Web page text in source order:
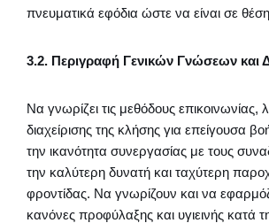
πνευματικά εφόδια ώστε να είναι σε
3.2. Περιγραφή Γενικών Γνώσεων και
Να γνωρίζει τις μεθόδους επικοινωνίας,
διαχείρισης της κλήσης για επείγουσα
την ικανότητα συνεργασίας με τους
την καλύτερη δυνατή και ταχύτερη
φροντίδας. Να γνωρίζουν και να
κανόνες προφύλαξης και υγιεινής κατά